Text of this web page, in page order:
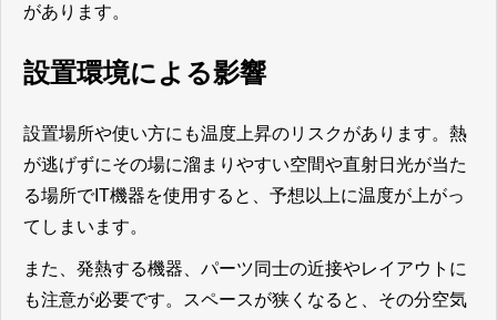
があります。
設置環境による影響
設置場所や使い方にも温度上昇のリスクがあります。熱
が逃げずにその場に溜まりやすい空間や直射日光が当た
る場所でIT機器を使用すると、予想以上に温度が上がっ
てしまいます。
また、発熱する機器、パーツ同士の近接やレイアウトに
も注意が必要です。スペースが狭くなると、その分空気